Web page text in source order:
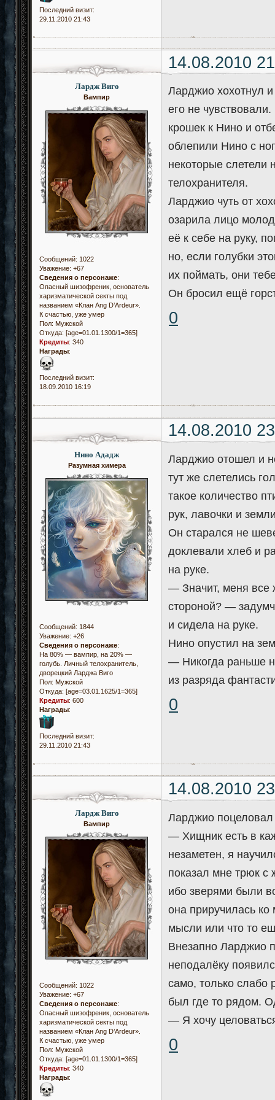
Последний визит:
29.11.2010 21:43
14.08.2010
Лардж Виго
Вампир
Сообщений: 1022
Уважение: +67
Сведения о персонаже:
Опасный шизофреник, основатель
харизматической секты под
названием «Клан Ang D’Ardeur».
К счастью, уже умер
Пол: Мужской
Откуда: [age=01.01.1300/1=365]
Кредиты: 340
Награды:
Последний визит:
18.09.2010 16:19
Ларджио хохотнул
его не
крошек к Нино и
облепили Нино с
некоторые слетели
телохранителя.
Ларджио чуть от
озарила лицо
её к себе на руку,
но, если голубки
их поймать, они
Он бросил ещё
0
14.08.2010
Нино Ададж
Разумная химера
Сообщений: 1844
Уважение: +26
Сведения о персонаже:
На 80% — вампир, на 20% —
голубь. Личный телохранитель,
дворецкий Ларджа Виго
Пол: Мужской
Откуда: [age=03.01.1625/1=365]
Кредиты: 600
Награды:
Последний визит:
29.11.2010 21:43
Ларджио отошел и
тут же слетелись
такое количество
рук, лавочки и
Он старался не
доклевали хлеб и
на руке.
— Значит, меня все
стороной? —
и сидела на руке.
Нино опустил на
— Никогда раньше
из разряда
0
14.08.2010
Лардж Виго
Вампир
Сообщений: 1022
Уважение: +67
Сведения о персонаже:
Опасный шизофреник, основатель
харизматической секты под
названием «Клан Ang D’Ardeur».
К счастью, уже умер
Пол: Мужской
Откуда: [age=01.01.1300/1=365]
Кредиты: 340
Награды:
Ларджио
— Хищник есть в
незаметен, я
показал мне трюк с
ибо зверями были
она приручилась
мысли или что то
Внезапно Ларджио
неподалёку
само, только слабо
был где то рядом.
— Я хочу
0